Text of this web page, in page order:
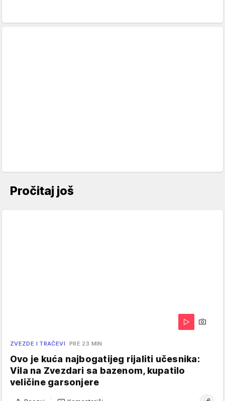
Pročitaj još
ZVEZDE I TRAČEVI PRE 23 MIN
Ovo je kuća najbogatijeg rijaliti učesnika:
Vila na Zvezdari sa bazenom, kupatilo
veličine garsonjere